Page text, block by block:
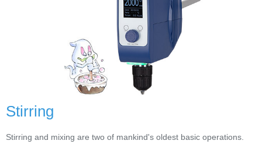
Stirring
Stirring and mixing are two of mankind's oldest basic operations.